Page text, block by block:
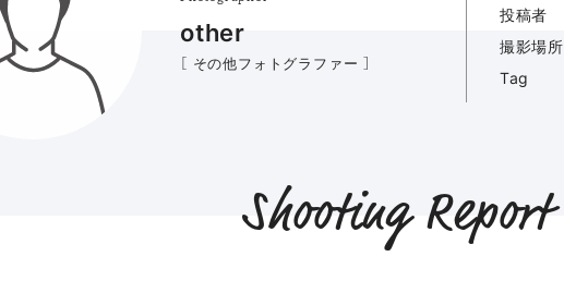
other
［ その他フォトグラファー ］
投稿者
撮影場所
Tag
Shooting Report